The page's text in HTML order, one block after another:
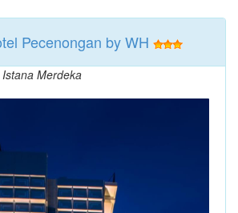
Pecenongan by WH
Merdeka